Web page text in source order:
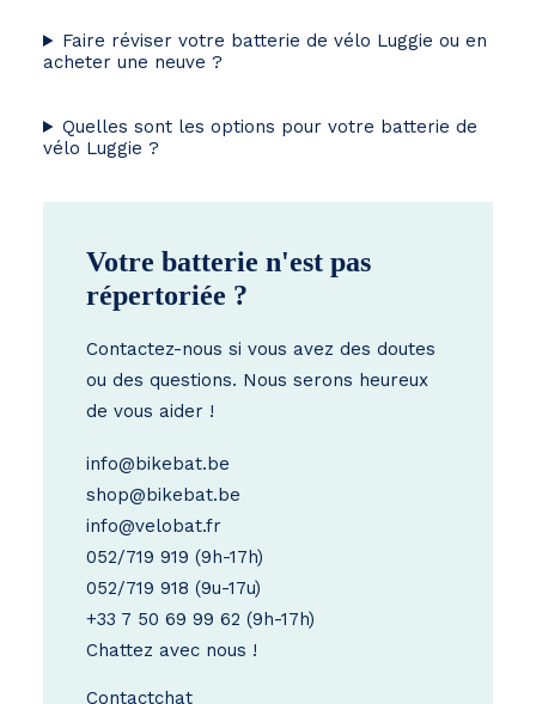
Faire réviser votre batterie de vélo Luggie ou en
acheter une neuve ?
Quelles sont les options pour votre batterie de
vélo Luggie ?
Votre batterie n'est pas
répertoriée ?
Contactez-nous si vous avez des doutes
ou des questions. Nous serons heureux
de vous aider !
info@bikebat.be
shop@bikebat.be
info@velobat.fr
052/719 919 (9h-17h)
052/719 918 (9u-17u)
+33 7 50 69 99 62 (9h-17h)
Chattez avec nous !
Contactchat